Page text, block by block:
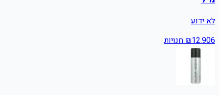
לא ידוע
₪12.906 חנויות